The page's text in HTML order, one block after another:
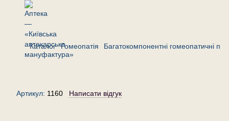
Каталог Гомеопатія Багатокомпонентні гомеопатичні
Комплекс «Ацидум С»— гранули
Артикул: 1160 Написати відгук